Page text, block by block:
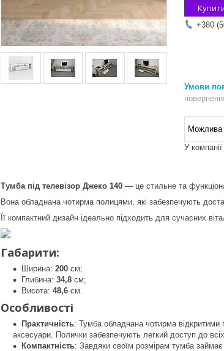
+380
У
Тумба під телевізор Джеко 140 — це стильне та
Вона обладнана чотирма полицями, які забезпечують
Її компактний дизайн ідеально підходить для сучасних
Габарити:
Ширина: 200 см;
Глибина: 34,8 см;
Висота: 48,6 см.
Особливості
Практичність: Тумба обладнана чотирма відкритими
аксесуари. Полички забезпечують легкий доступ до
Компактність: Завдяки своїм розмірам тумба